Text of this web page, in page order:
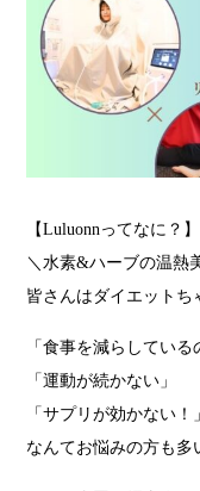
【Luluonnってなに？】
＼水素&ハーブの温熱
皆さんはダイエットち
「食事を減らしている
「運動が続かない」
「サプリが効かない！」
なんてお悩みの方も多